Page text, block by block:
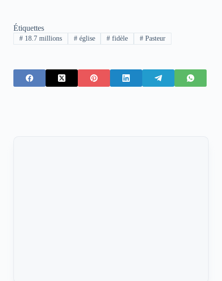
Étiquettes
#18.7 millions #église # fidèle # Pasteur